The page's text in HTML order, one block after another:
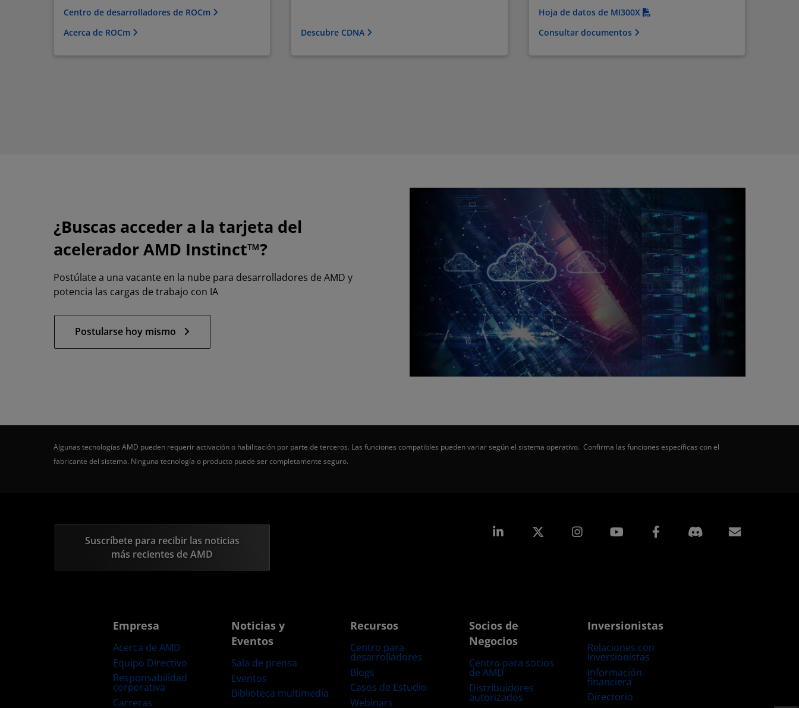
Centro de desarrolladores de ROCm
Acerca de ROCm
Descubre CDNA
Hoja de datos de MI300X
Consultar documentos
¿Buscas acceder a la tarjeta del
acelerador AMD Instinct™?
Postúlate a una vacante en la nube para desarrolladores de AMD y
potencia las cargas de trabajo con IA
Postularse hoy mismo
Algunas tecnologías AMD pueden requerir activación o habilitación por parte de terceros. Las funciones compatibles pueden variar según el sistema operativo. Confirma las funciones específicas con el
fabricante del sistema. Ninguna tecnología o producto puede ser completamente seguro.
Suscríbete para recibir las noticias
más recientes de AMD
LinkedIn Instagram Facebook
Empresa
Acerca de AMD
Equipo Directivo
Responsabilidad
corporativa
Carreras
Noticias y
Eventos
Sala de prensa
Eventos
Biblioteca multimedia
Recursos
Centro para
desarrolladores
Blogs
Casos de Estudio
Webinars
Socios de
Negocios
Centro para socios
de AMD
Distribuidores
autorizados
Inversionistas
Relaciones con
Inversionistas
Información
financiera
Directorio